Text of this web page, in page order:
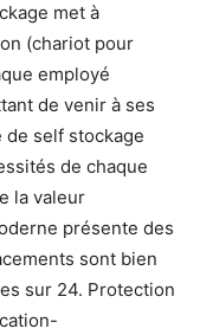
met à
(chariot pour
employé
de venir à ses
de self stockage
de chaque
la valeur
présente des
sont bien
sur 24. Protection